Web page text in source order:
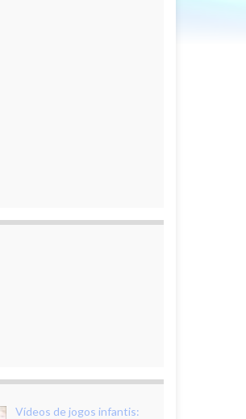
Vídeos de jogos infantis: